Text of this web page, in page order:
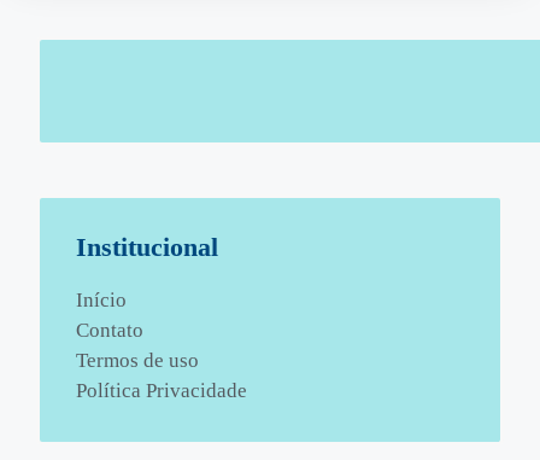
Institucional
Início
Contato
Termos de uso
Política Privacidade